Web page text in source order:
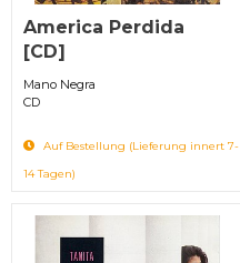
America Perdida
[CD]
Mano Negra
CD
Auf Bestellung (Lieferung innert 7-
14 Tagen)